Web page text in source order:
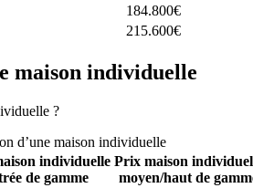
184.800€
215.600€
maison individuelle
?
d’une maison individuelle
individuelle
de gamme
Prix maison
moyen/haut de